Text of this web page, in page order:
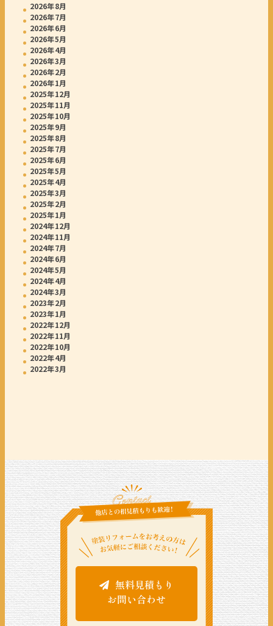
2026年8月
2026年7月
2026年6月
2026年5月
2026年4月
2026年3月
2026年2月
2026年1月
2025年12月
2025年11月
2025年10月
2025年9月
2025年8月
2025年7月
2025年6月
2025年5月
2025年4月
2025年3月
2025年2月
2025年1月
2024年12月
2024年11月
2024年7月
2024年6月
2024年5月
2024年4月
2024年3月
2023年2月
2023年1月
2022年12月
2022年11月
2022年10月
2022年4月
2022年3月
無料見積もり
お問い合わせ